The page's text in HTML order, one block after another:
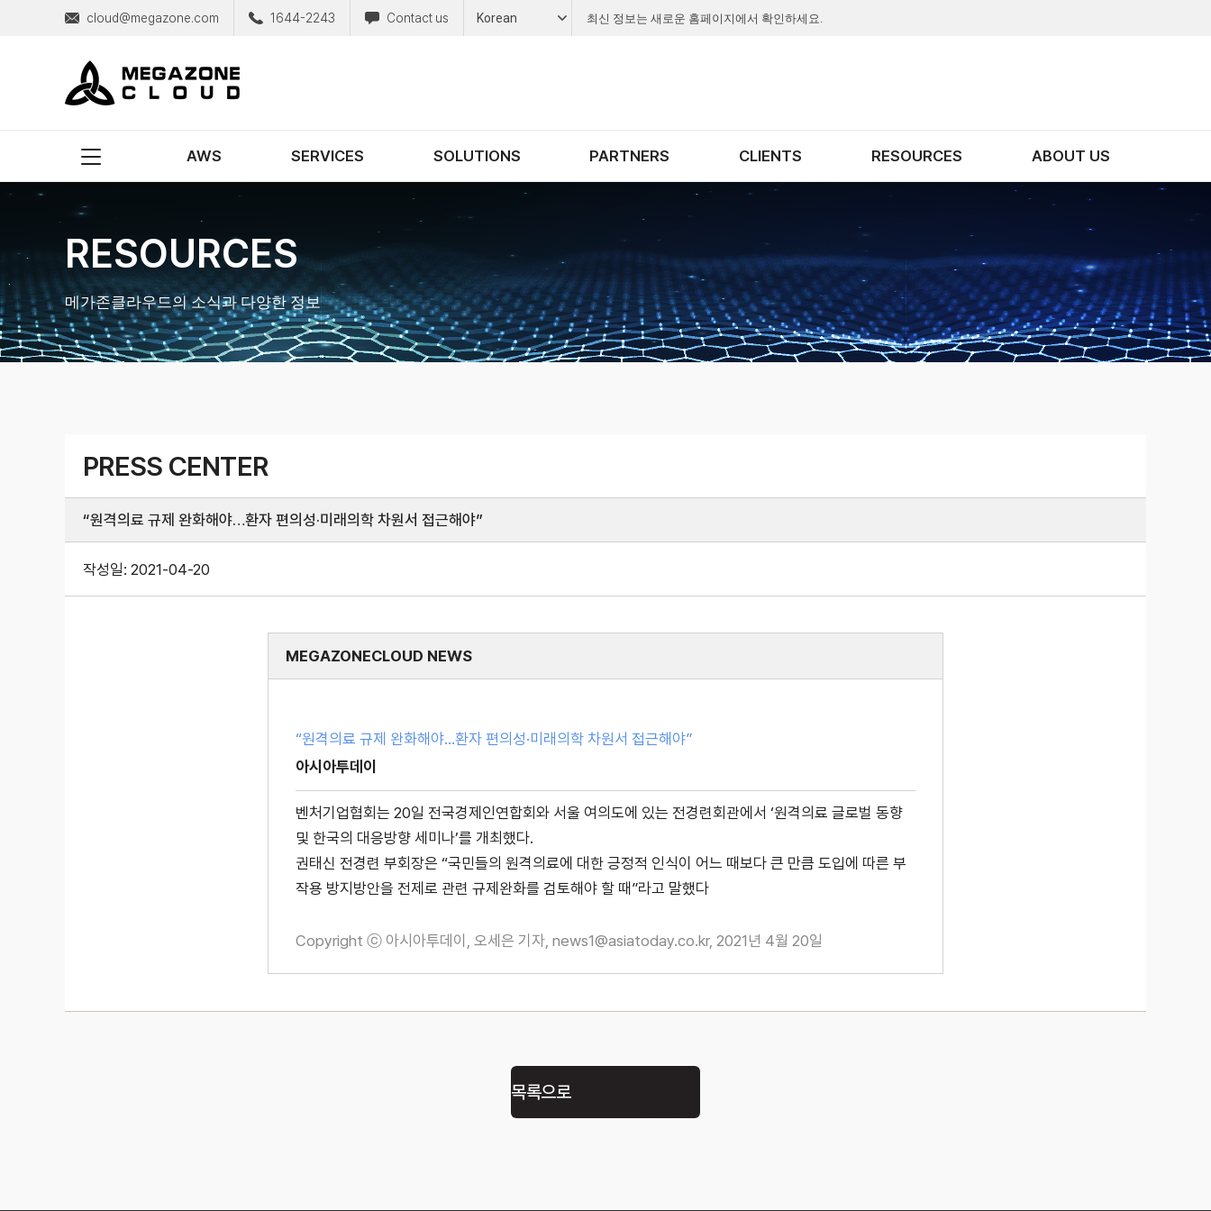
cloud@megazone.com 1644-2243 Contact us Korean 최신 정보는 새로운 홈페이지에서 확인하세요.
MegazoneCloud
디지털 전문 기업, 메가존클라우드
AWS SERVICES SOLUTIONS PARTNERS CLIENTS RESOURCES ABOUT US
RESOURCES
메가존클라우드의 소식과 다양한 정보
PRESS CENTER
“원격의료 규제 완화해야…환자 편의성·미래의학 차원서 접근해야”
작성일: 2021-04-20
MEGAZONECLOUD NEWS
“원격의료 규제 완화해야…환자 편의성·미래의학 차원서 접근해야”
아시아투데이
벤처기업협회는 20일 전국경제인연합회와 서울 여의도에 있는 전경련회관에서 ‘원격의료 글로벌 동향
및 한국의 대응방향 세미나’를 개최했다.
권태신 전경련 부회장은 “국민들의 원격의료에 대한 긍정적 인식이 어느 때보다 큰 만큼 도입에 따른 부
작용 방지방안을 전제로 관련 규제완화를 검토해야 할 때”라고 말했다
Copyright ⓒ 아시아투데이, 오세은 기자, news1@asiatoday.co.kr, 2021년 4월 20일